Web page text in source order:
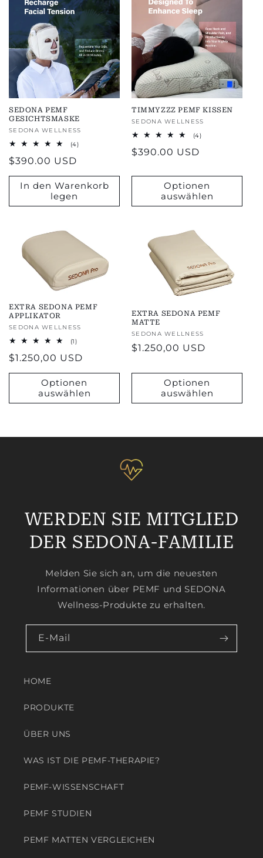
SEDONA PEMF
GESICHTSMASKE
Anbieter:
SEDONA WELLNESS
(4)4
Regulärer
Preis
$390.00 USD
In den Warenkorb
legen
TIMMYZZZ PEMF KISSEN
Anbieter:
SEDONA WELLNESS
(4)4
Regulärer
$390.00 USD
Optionen
auswählen
EXTRA SEDONA PEMF
APPLIKATOR
Anbieter:
SEDONA WELLNESS
(1)1
insgesamt
Regulärer
Preis
$1.250,00 USD
Optionen
auswählen
EXTRA SEDONA PEMF
MATTE
Anbieter:
SEDONA WELLNESS
Regulärer
$1.250,00 USD
Optionen
auswählen
WERDEN SIE MITGLIED
DER SEDONA-FAMILIE
Melden Sie sich an, um die neuesten
Informationen über PEMF und SEDONA
Wellness-Produkte zu erhalten.
E-Mail
HOME
PRODUKTE
ÜBER UNS
WAS IST DIE PEMF-THERAPIE?
PEMF-WISSENSCHAFT
PEMF STUDIEN
PEMF MATTEN VERGLEICHEN